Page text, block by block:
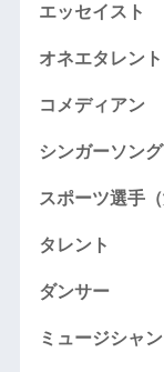
エッセイスト
オネエタレント
コメディアン
シンガーソン
スポーツ選手（
タレント
ダンサー
ミュージシャン